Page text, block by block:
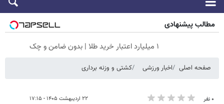
مطالب پیشنهادی
۱ میلیارد اعتبار خرید طلا | بدون ضامن و چک
صفحه اصلی اخبار ورزشی کشتی و وزنه‌ برداری
۰ نفر ۲۲ اردیبهشت ۱۴۰۵ - ۱۷:۱۵